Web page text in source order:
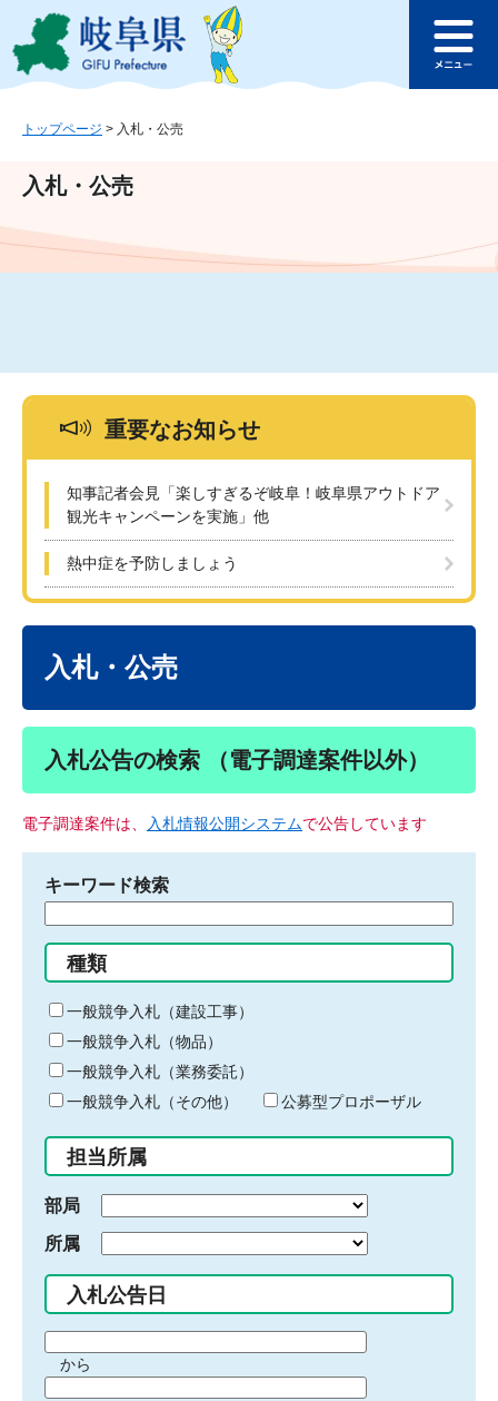
ジ
ュ
文
このページの本文へ
ュ
トップページ > 入札・公売
入札・公売
重要なお知らせ
知事記者会見「楽しすぎるぞ岐阜！岐阜県アウトドア
観光キャンペーンを実施」他
熱中症を予防しましょう
入札・公売
入札公告の検索 （電子調達案件以外）
電子調達案件は、 入札情報公開システムで公告しています
キーワード検索
る
キ
ー
ワ
ー
ド
入
力
種類
一般競争入札（建設工事）
一般競争入札（物品）
一般競争入札（業務委託）
一般競争入札（その他）
公募型プロポーザル
担当所属
部局
所属
入札公告日
間から